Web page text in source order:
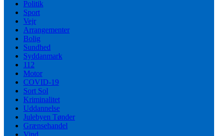
Politik
Sport
Vejr
Arrangementer
Bolig
Sundhed
Syddanmark
112
Motor
COVID-19
Sort Sol
Kriminalitet
Uddannelse
Julebyen Tønder
Grænsehandel
Vind